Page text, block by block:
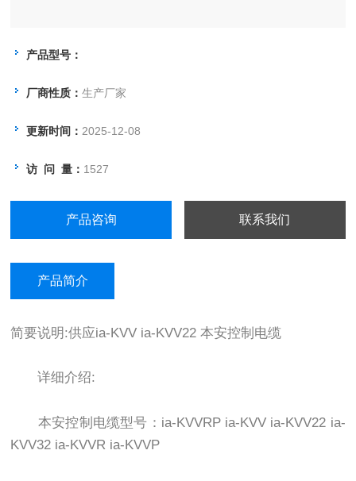
产品型号：
厂商性质：生产厂家
更新时间：2025-12-08
访 问 量： 1527
产品咨询 联系我们
产品简介
简要说明:供应ia-KVV ia-KVV22 本安控制电缆
详细介绍:
本安控制电缆型号：ia-KVVRP ia-KVV ia-KVV22 ia-
KVV32 ia-KVVR ia-KVVP